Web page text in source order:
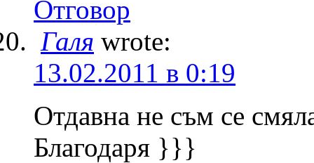
Отговор
Галя wrote:
13.02.2011 в 0:19
Отдавна не съм се
Благодаря }}}